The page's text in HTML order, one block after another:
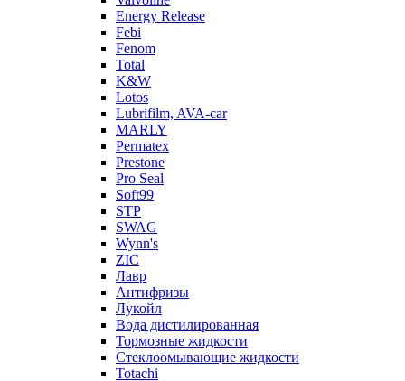
Energy Release
Febi
Fenom
Total
K&W
Lotos
Lubrifilm, AVA-car
MARLY
Permatex
Prestone
Pro Seal
Soft99
STP
SWAG
Wynn's
ZIC
Лавр
Антифризы
Лукойл
Вода дистилированная
Тормозные жидкости
Стеклоомывающие жидкости
Totachi